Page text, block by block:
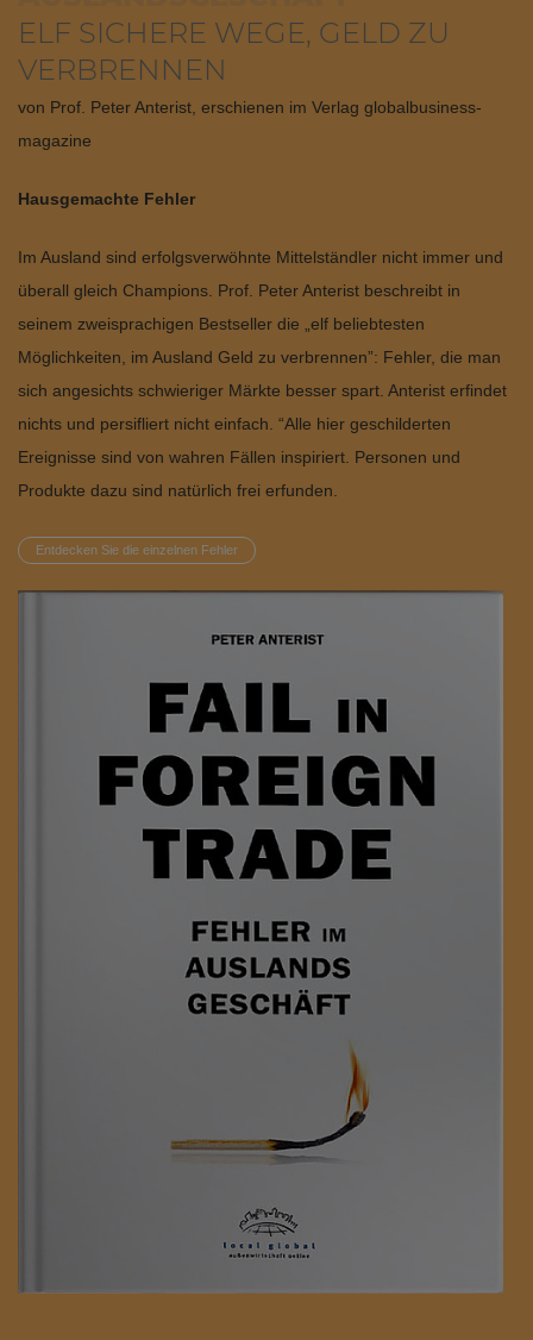
ELF SICHERE WEGE, GELD ZU
VERBRENNEN
von Prof. Peter Anterist, erschienen im Verlag globalbusiness-
magazine
Hausgemachte Fehler
Im Ausland sind erfolgsverwöhnte Mittelständler nicht immer und
überall gleich Champions. Prof. Peter Anterist beschreibt in
seinem zweisprachigen Bestseller die „elf beliebtesten
Möglichkeiten, im Ausland Geld zu verbrennen”: Fehler, die man
sich angesichts schwieriger Märkte besser spart. Anterist erfindet
nichts und persifliert nicht einfach. “Alle hier geschilderten
Ereignisse sind von wahren Fällen inspiriert. Personen und
Produkte dazu sind natürlich frei erfunden.
Entdecken Sie die einzelnen Fehler